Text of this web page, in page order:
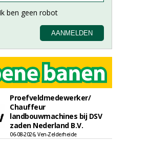
Proefveldmedewerker/
Chauffeur
landbouwmachines bij DSV
zaden Nederland B.V.
06-08-2026, Ven-Zelderheide